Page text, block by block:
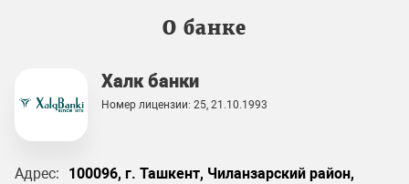
О банке
Халк банки
Номер лицензии: 25, 21.10.1993
Адрес:
100096, г. Ташкент, Чиланзарский район,